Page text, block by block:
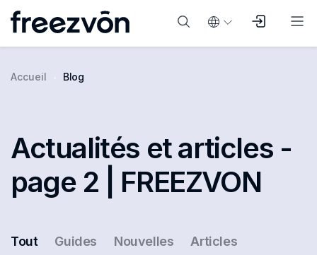
Accueil Blog
Actualités et articles -
page 2 | FREEZVON
Tout Guides Nouvelles Articles